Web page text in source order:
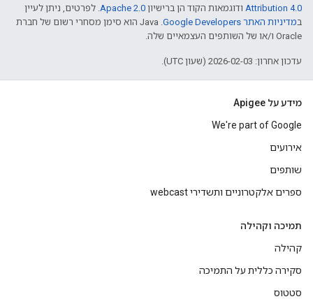
Attribution 4.0 ודוגמאות הקוד הן ברישיון Apache 2.0. לפרטים, ניתן לעיין
במדיניות האתר Google Developers‏
.‏ Java הוא סימן מסחרי רשום של חברת
Oracle ו/או של השותפים העצמאיים שלה.
עדכון אחרון: 2026-02-03 (שעון UTC).
מידע על Apigee
We're part of Google
אירועים
שותפים
ספרים אלקטרוניים ותשדירי webcast
תמיכה וקהילה
קהילה
סקירה כללית על התמיכה
סטטוס